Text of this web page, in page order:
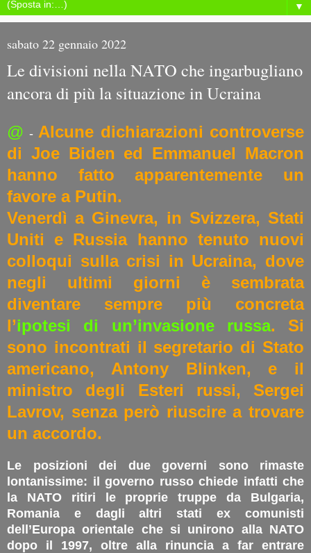
▼
sabato 22 gennaio 2022
Le divisioni nella NATO che ingarbugliano
ancora di più la situazione in Ucraina
@ - Alcune dichiarazioni controverse
di Joe Biden ed Emmanuel Macron
hanno fatto apparentemente un
favore a Putin.
Venerdì a Ginevra, in Svizzera, Stati
Uniti e Russia hanno tenuto nuovi
colloqui sulla crisi in Ucraina, dove
negli ultimi giorni è sembrata
diventare sempre più concreta
l’ipotesi di un’invasione russa. Si
sono incontrati il segretario di Stato
americano, Antony Blinken, e il
ministro degli Esteri russi, Sergei
Lavrov, senza però riuscire a trovare
un accordo.
Le posizioni dei due governi sono rimaste
lontanissime: il governo russo chiede infatti che
la NATO ritiri le proprie truppe da Bulgaria,
Romania e dagli altri stati ex comunisti
dell’Europa orientale che si unirono alla NATO
dopo il 1997, oltre alla rinuncia a far entrare